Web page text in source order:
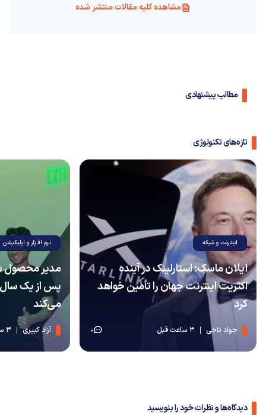
مشاهده کلیه مقالات منتشر شده
مطالب پیشنهادی
تازه‌های تکنولوژی
اینترنت و شبکه
ایلان ماسک: استارلینک در آینده
اکثریت اینترنت جهان را تأمین خواهد
کرد
جواد تاجی 3 ساعت قبل 0
نرم افزار و اپلیکیشن
مدیر محصول
پس از یک سال
می‌کند
آزاد کبیری 3 ساعت قبل
دیدگاه‌ها و نظرات خود را بنویسید